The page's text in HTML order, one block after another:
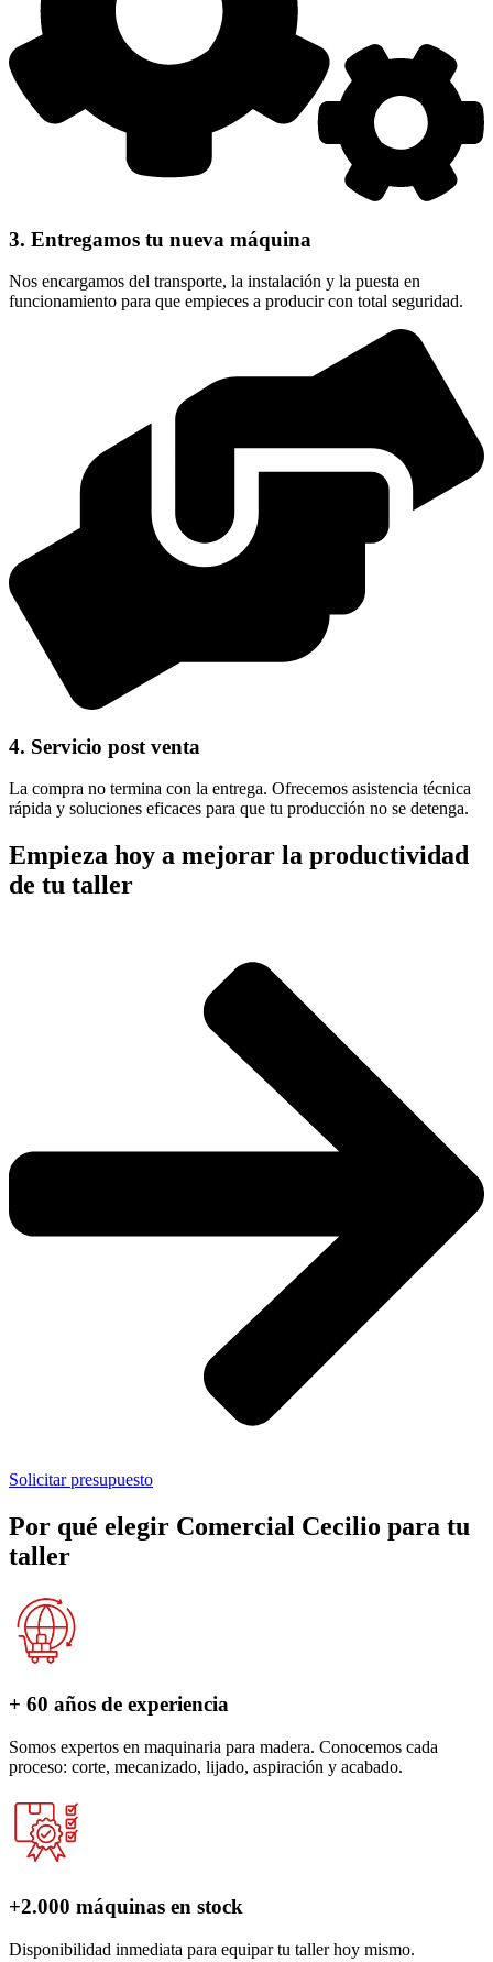
3. Entregamos tu nueva máquina
Nos encargamos del transporte, la instalación y la puesta en
funcionamiento para que empieces a producir con total seguridad.
4. Servicio post venta
La compra no termina con la entrega. Ofrecemos asistencia técnica
rápida y soluciones eficaces para que tu producción no se detenga.
Empieza hoy a mejorar la productividad
de tu taller
Solicitar presupuesto
Por qué elegir Comercial Cecilio para tu
taller
+ 60 años de experiencia
Somos expertos en maquinaria para madera. Conocemos cada
proceso: corte, mecanizado, lijado, aspiración y acabado.
+2.000 máquinas en stock
Disponibilidad inmediata para equipar tu taller hoy mismo.